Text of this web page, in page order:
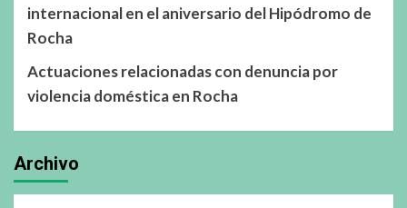
internacional en el aniversario del Hipódromo de
Rocha
Actuaciones relacionadas con denuncia por
violencia doméstica en Rocha
Archivo